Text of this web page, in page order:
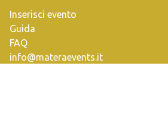
Inserisci evento
Guida
FAQ
info@materaevents.it